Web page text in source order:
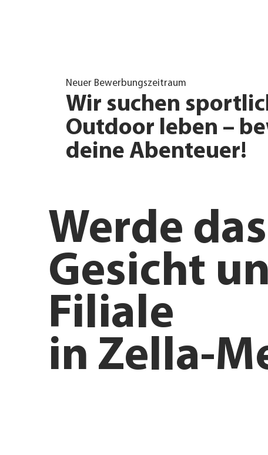
Werde
Gesicht
Filiale
in Zella-
Wir suchen
Outdoor leben –
deine Abenteuer!
Neuer Bewerbungszeitraum